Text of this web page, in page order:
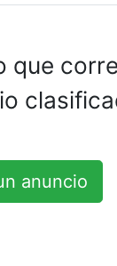
que
anuncio